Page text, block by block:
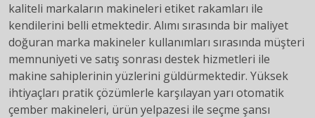
kaliteli markaların makineleri etiket rakamları ile
kendilerini belli etmektedir. Alımı sırasında bir maliyet
doğuran marka makineler kullanımları sırasında müşteri
memnuniyeti ve satış sonrası destek hizmetleri ile
makine sahiplerinin yüzlerini güldürmektedir. Yüksek
ihtiyaçları pratik çözümlerle karşılayan yarı otomatik
çember makineleri, ürün yelpazesi ile seçme şansı